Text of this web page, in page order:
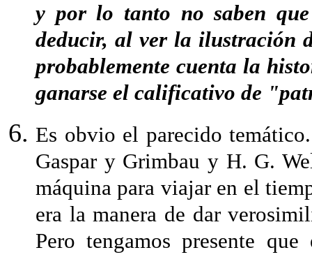
y por lo tanto no saben
deducir, al ver la ilustración
probablemente cuenta la
ganarse el calificativo de
Es obvio el parecido
Gaspar y Grimbau y H. G.
máquina para viajar en el
era la manera de dar
Pero tengamos presente